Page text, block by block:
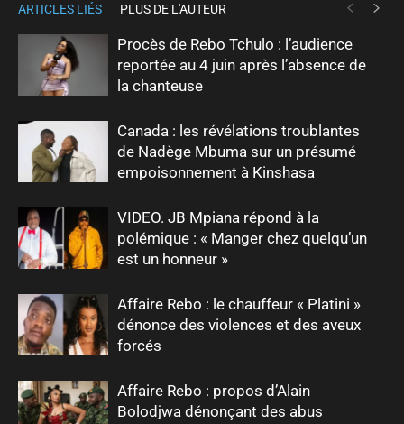
ARTICLES LIÉS PLUS DE L'AUTEUR
Procès de Rebo Tchulo : l’audience
reportée au 4 juin après l’absence de
la chanteuse
Canada : les révélations troublantes
de Nadège Mbuma sur un présumé
empoisonnement à Kinshasa
VIDEO. JB Mpiana répond à la
polémique : « Manger chez quelqu’un
est un honneur »
Affaire Rebo : le chauffeur « Platini »
dénonce des violences et des aveux
forcés
Affaire Rebo : propos d’Alain
Bolodjwa dénonçant des abus